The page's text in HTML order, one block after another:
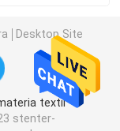
Desktop Site
textil
stenter-